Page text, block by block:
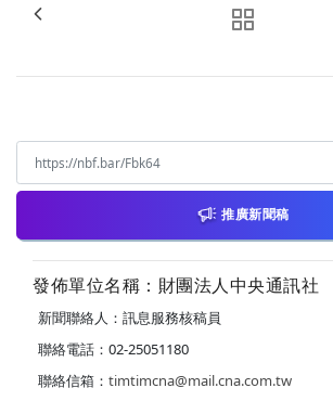
推廣新聞稿
發佈單位名稱：財團法人中央通訊社
新聞聯絡人：訊息服務核稿員
聯絡電話：02-25051180
聯絡信箱： timtimcna@mail.cna.com.tw